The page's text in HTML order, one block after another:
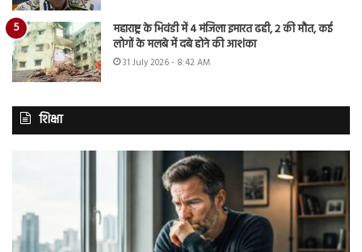
महाराष्ट्र के भिवंडी में 4 मंजिला इमारत ढही, 2 की मौत, कई
लोगों के मलबे में दबे होने की आशंका
31 July 2026 - 8:42 AM
शिक्षा